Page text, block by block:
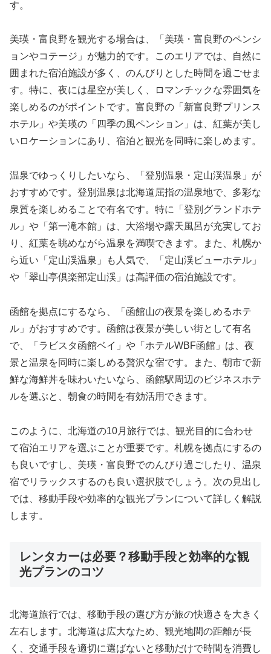
す。
美瑛・富良野を観光する場合は、「美瑛・富良野のペンシ
ョンやコテージ」が魅力的です。このエリアでは、自然に
囲まれた宿泊施設が多く、のんびりとした時間を過ごせま
す。特に、夜には星空が美しく、ロマンチックな雰囲気を
楽しめるのがポイントです。富良野の「新富良野プリンス
ホテル」や美瑛の「四季の風ペンション」は、紅葉が美し
いロケーションにあり、宿泊と観光を同時に楽しめます。
温泉でゆっくりしたいなら、「登別温泉・定山渓温泉」が
おすすめです。登別温泉は北海道屈指の温泉地で、多彩な
泉質を楽しめることで有名です。特に「登別グランドホテ
ル」や「第一滝本館」は、大浴場や露天風呂が充実してお
り、紅葉を眺めながら温泉を満喫できます。また、札幌か
ら近い「定山渓温泉」も人気で、「定山渓ビューホテル」
や「翠山亭倶楽部定山渓」は高評価の宿泊施設です。
函館を拠点にするなら、「函館山の夜景を楽しめるホテ
ル」がおすすめです。函館は夜景が美しい街として有名
で、「ラビスタ函館ベイ」や「ホテルWBF函館」は、夜
景と温泉を同時に楽しめる贅沢な宿です。また、朝市で新
鮮な海鮮丼を味わいたいなら、函館駅周辺のビジネスホテ
ルを選ぶと、朝食の時間を有効活用できます。
このように、北海道の10月旅行では、観光目的に合わせ
て宿泊エリアを選ぶことが重要です。札幌を拠点にするの
も良いですし、美瑛・富良野でのんびり過ごしたり、温泉
宿でリラックスするのも良い選択肢でしょう。次の見出し
では、移動手段や効率的な観光プランについて詳しく解説
します。
レンタカーは必要？移動手段と効率的な観
光プランのコツ
北海道旅行では、移動手段の選び方が旅の快適さを大きく
左右します。北海道は広大なため、観光地間の距離が長
く、交通手段を適切に選ばないと移動だけで時間を消費し